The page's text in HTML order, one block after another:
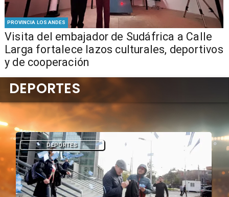
PROVINCIA LOS ANDES
​Visita del embajador de Sudáfrica a Calle
Larga fortalece lazos culturales, deportivos
y de cooperación
DEPORTES
DEPORTES